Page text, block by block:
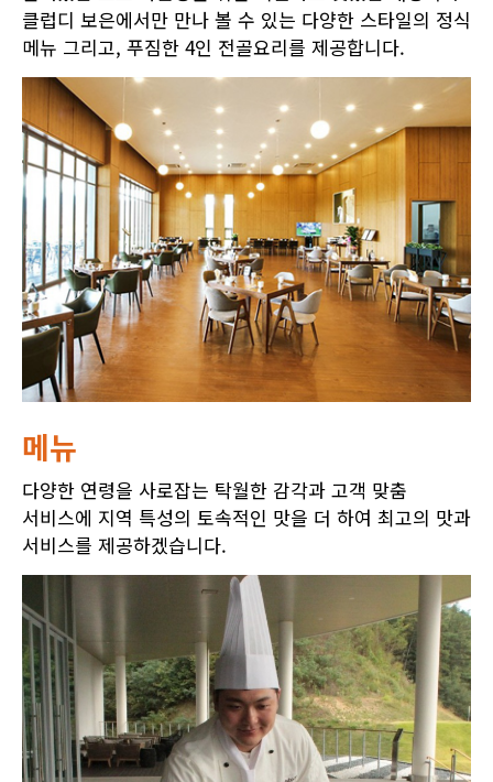
클럽디 보은에서만 만나 볼 수 있는 다양한 스타일의 정식
메뉴 그리고, 푸짐한 4인 전골요리를 제공합니다.
메뉴
다양한 연령을 사로잡는 탁월한 감각과 고객 맞춤
서비스에 지역 특성의 토속적인 맛을 더 하여 최고의 맛과
서비스를 제공하겠습니다.